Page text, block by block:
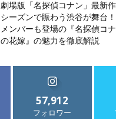
劇場版「名探偵コナン」最新
シーズンで賑わう渋谷が舞台
メンバーも登場の『名探偵コ
の花嫁』の魅力を徹底解説
57,912
フォロワー